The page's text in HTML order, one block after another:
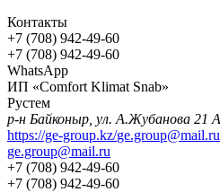
Контакты
+7 (708) 942-49-60
+7 (708) 942-49-60
WhatsApp
ИП «Comfort Klimat Snab»
Рустем
https://ge-group.kz/ge.group@mail.ru
ge.group@mail.ru
+7 (708) 942-49-60
+7 (708) 942-49-60